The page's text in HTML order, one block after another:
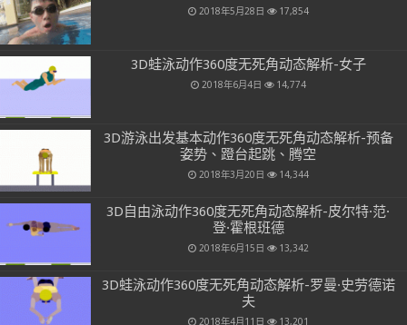
2018年5月28日 17,854
3D蛙泳动作360度无死角动态解析-女子
2018年6月4日 14,774
3D游泳出发基本动作360度无死角动态解析-预备
姿势、蹬台起跳、腾空
2018年3月20日 14,344
3D自由泳动作360度无死角动态解析-皮尔特·范·
登·霍根班德
2018年6月15日 13,342
3D蛙泳动作360度无死角动态解析-罗曼·史劳德诺
夫
2018年4月11日 13,201